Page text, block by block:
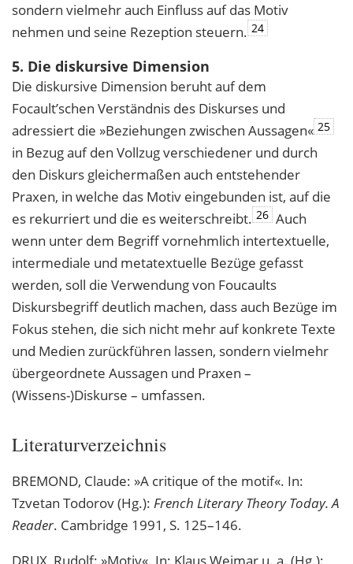
sondern vielmehr auch Einfluss auf das Motiv
nehmen und seine Rezeption steuern. 24
5. Die diskursive Dimension
Die diskursive Dimension beruht auf dem
Focault’schen Verständnis des Diskurses und
adressiert die »Beziehungen zwischen Aussagen« 25
in Bezug auf den Vollzug verschiedener und durch
den Diskurs gleichermaßen auch entstehender
Praxen, in welche das Motiv eingebunden ist, auf die
es rekurriert und die es weiterschreibt. 26 Auch
wenn unter dem Begriff vornehmlich intertextuelle,
intermediale und metatextuelle Bezüge gefasst
werden, soll die Verwendung von Foucaults
Diskursbegriff deutlich machen, dass auch Bezüge im
Fokus stehen, die sich nicht mehr auf konkrete Texte
und Medien zurückführen lassen, sondern vielmehr
übergeordnete Aussagen und Praxen –
(Wissens-)Diskurse – umfassen.
Literaturverzeichnis
BREMOND, Claude: »A critique of the motif«. In:
Tzvetan Todorov (Hg.): French Literary Theory Today. A
Reader. Cambridge 1991, S. 125–146.